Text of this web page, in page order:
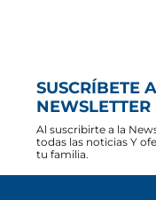
SUSCRÍBETE
NEWSLETTER
Al suscribirte a la
todas las noticias Y
tu familia.